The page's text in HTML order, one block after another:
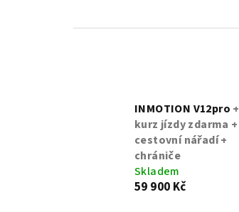
INMOTION V12pro +
kurz jízdy zdarma +
cestovní nářadí +
chrániče
Skladem
59 900 Kč